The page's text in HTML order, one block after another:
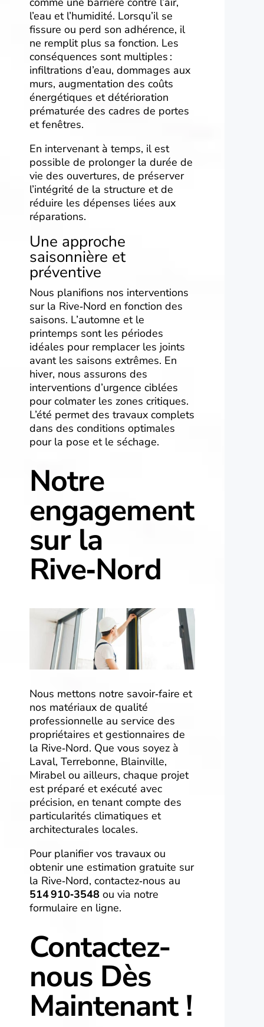
l’eau et l’humidité. Lorsqu’il se
fissure ou perd son adhérence, il
ne remplit plus sa fonction. Les
conséquences sont multiples :
infiltrations d’eau, dommages aux
murs, augmentation des coûts
énergétiques et détérioration
prématurée des cadres de portes
et fenêtres.
En intervenant à temps, il est
possible de prolonger la durée de
vie des ouvertures, de préserver
l’intégrité de la structure et de
réduire les dépenses liées aux
réparations.
Une approche
saisonnière et
préventive
Nous planifions nos interventions
sur la Rive‑Nord en fonction des
saisons. L’automne et le
printemps sont les périodes
idéales pour remplacer les joints
avant les saisons extrêmes. En
hiver, nous assurons des
interventions d’urgence ciblées
pour colmater les zones critiques.
L’été permet des travaux complets
dans des conditions optimales
pour la pose et le séchage.
Notre
engagement
sur la
Rive‑Nord
Nous mettons notre savoir‑faire et
nos matériaux de qualité
professionnelle au service des
propriétaires et gestionnaires de
la Rive‑Nord. Que vous soyez à
Laval, Terrebonne, Blainville,
Mirabel ou ailleurs, chaque projet
est préparé et exécuté avec
précision, en tenant compte des
particularités climatiques et
architecturales locales.
Pour planifier vos travaux ou
obtenir une estimation gratuite sur
la Rive‑Nord, contactez‑nous au
514 910‑3548 ou via notre
formulaire en ligne.
Contactez-
nous Dès
Maintenant !